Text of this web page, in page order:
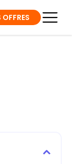
OFFRES